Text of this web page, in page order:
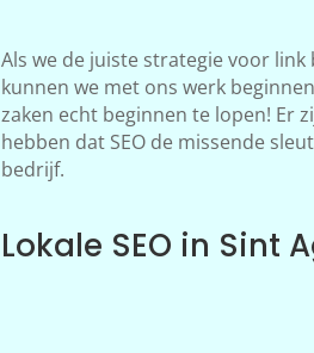
Als we de juiste strategie voor
kunnen we met ons werk
zaken echt beginnen te lopen! Er
hebben dat SEO de missende
bedrijf.
Lokale SEO in Sint